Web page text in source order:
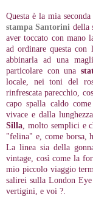
Questa è la mia
stampa Santorini della
aver toccato con mano
ad ordinare questa con
abbinarla ad una
particolare con una
locale, nei toni del
rinfrescata parecchio,
capo spalla caldo
vivace e dalla
Silla, molto semplici e
"felina" e, come borsa,
La linea sia della
vintage, così come la
mio piccolo viaggio
salirei sulla London
vertigini, e voi ?.